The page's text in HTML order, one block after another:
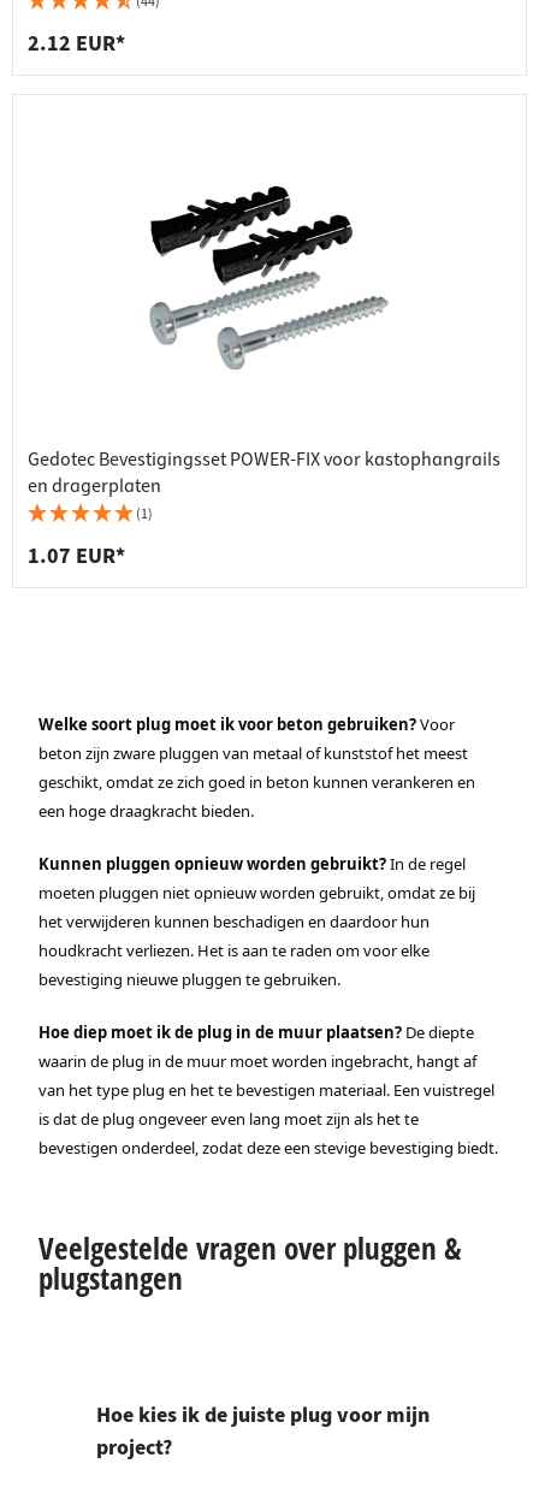
2.12 EUR*
Gedotec Bevestigingsset POWER-FIX voor kastophangrails
en dragerplaten
(1)
1.07 EUR*
Welke soort plug moet ik voor beton gebruiken?Voor
beton zijn zware pluggen van metaal of kunststof het meest
geschikt, omdat ze zich goed in beton kunnen verankeren en
een hoge draagkracht bieden.
Kunnen pluggen opnieuw worden gebruikt?In de regel
moeten pluggen niet opnieuw worden gebruikt, omdat ze bij
het verwijderen kunnen beschadigen en daardoor hun
houdkracht verliezen. Het is aan te raden om voor elke
bevestiging nieuwe pluggen te gebruiken.
Hoe diep moet ik de plug in de muur plaatsen? De diepte
waarin de plug in de muur moet worden ingebracht, hangt af
van het type plug en het te bevestigen materiaal. Een vuistregel
is dat de plug ongeveer even lang moet zijn als het te
bevestigen onderdeel, zodat deze een stevige bevestiging biedt.
Veelgestelde vragen over pluggen &
plugstangen
Hoe kies ik de juiste plug voor mijn
project?